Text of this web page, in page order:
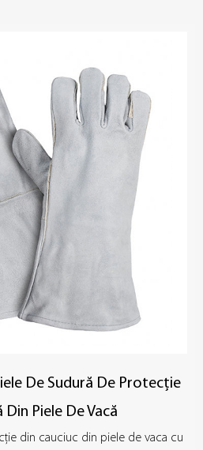
De Sudură De Protecție
Piele De Vacă
din cauciuc din piele de vaca cu